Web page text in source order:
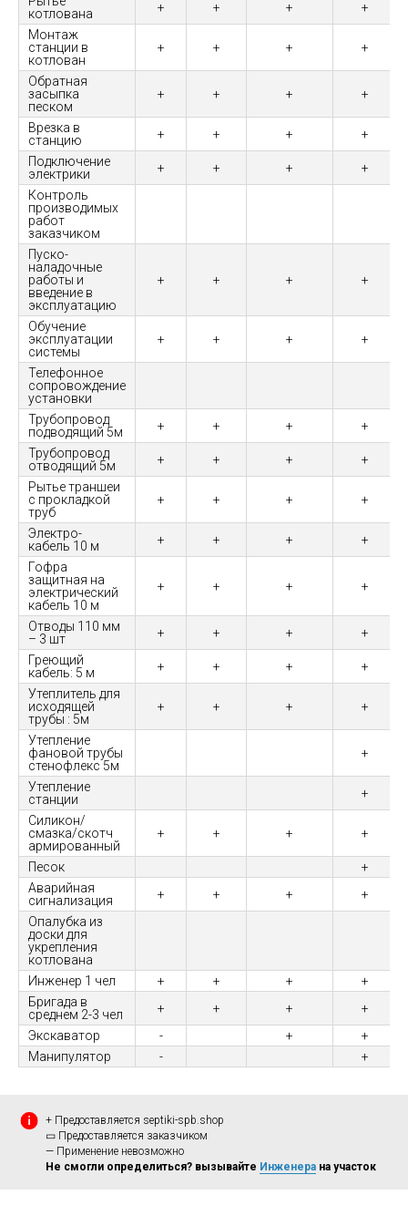
котлована
+ + +
+
Монтаж
станции в
котлован
+ + + +
Обратная
засыпка
песком
+ + + +
Врезка в
станцию
+ + +
+
Подключение
электрики
+ + +
+
Контроль
производимых
работ
заказчиком
Пуско-
наладочные
работы и
введение в
эксплуатацию
+ + + +
Обучение
эксплуатации
системы
+ + + +
Телефонное
сопровождение
установки
Трубопровод
подводящий 5м
+ + +
+
Трубопровод
отводящий 5м
+ + +
+
Рытье траншеи
с прокладкой
труб
+ + + +
Электро-
кабель 10 м
+ + +
+
Гофра
защитная на
электрический
кабель 10 м
+ + + +
Отводы 110 мм
– 3 шт
+ + +
+
Греющий
кабель: 5 м
+ + +
+
Утеплитель для
исходящей
трубы : 5м
+ + + +
Утепление
фановой трубы
стенофлекс 5м
+
Утепление
станции
+
Силикон/
смазка/скотч
армированный
+ + + +
Песок
+
Аварийная
сигнализация
+ + +
+
Опалубка из
доски для
укрепления
котлована
Инженер 1 чел
+ + +
+
Бригада в
среднем 2-3 чел
+ + +
+
Экскаватор
- +
+
Манипулятор
- +
+ Предоставляется septiki-spb.shop
▭ Предоставляется заказчиком
— Применение невозможно
Не смогли определиться? вызывайте Инженера на участок